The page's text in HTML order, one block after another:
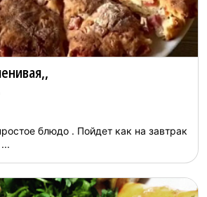
блюдо . Пойдет как на завтрак